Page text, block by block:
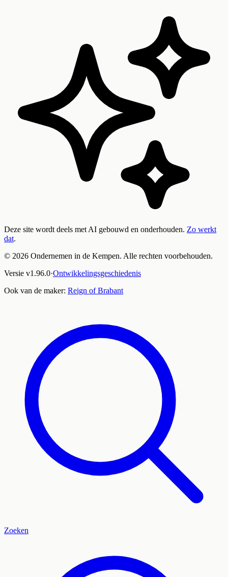
Deze site wordt deels met AI gebouwd en onderhouden. Zo werkt
dat.
© 2026 Ondernemen in de Kempen. Alle rechten voorbehouden.
Versie v1.96.0·Ontwikkelingsgeschiedenis
Ook van de maker: Reign of Brabant
Zoeken